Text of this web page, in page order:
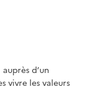
d’un
vivre les valeurs